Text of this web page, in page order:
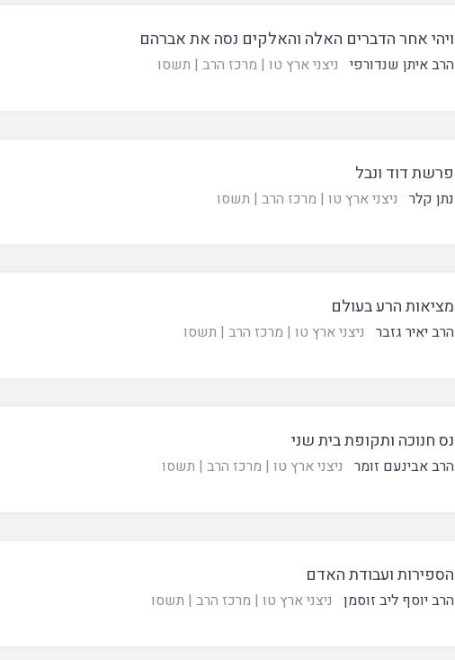
ויהי אחר הדברים האלה והאלקים נסה את אברהם
הרב איתן שנדורפי ניצני ארץ טו | מרכז הרב | תשסו
פרשת דוד ונבל
נתן קלר ניצני ארץ טו | מרכז הרב | תשסו
מציאות הרע בעולם
הרב יאיר גזבר ניצני ארץ טו | מרכז הרב | תשסו
נס חנוכה ותקופת בית שני
הרב אבינעם זומר ניצני ארץ טו | מרכז הרב | תשסו
הספירות ועבודת האדם
הרב יוסף ליב זוסמן ניצני ארץ טו | מרכז הרב | תשסו